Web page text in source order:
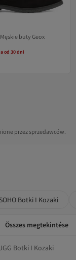
Męskie buty Geox
od 30 dni
od 30 dni
przez sprzedawców.
SOHO Botki I Kozaki
Összes megtekintése
Botki I Kozaki